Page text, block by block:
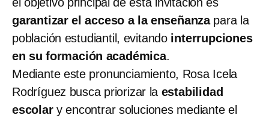
garantizar el acceso a la enseñanzapara la
población estudiantil, evitando interrupciones
en su formación académica.
Mediante este pronunciamiento, Rosa Icela
Rodríguez busca priorizar la estabilidad
escolary encontrar soluciones mediante el